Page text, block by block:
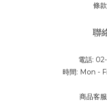
條
聯
電話:
時間: Mon -
商品客